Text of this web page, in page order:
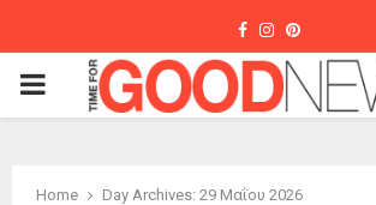
Facebook
Instagram
Pinterest
PRIMARY
Home Day Archives: 29 Μαΐου 2026